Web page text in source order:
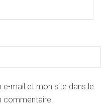
e-mail et mon site dans le
commentaire.